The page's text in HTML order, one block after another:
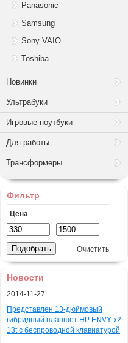
Panasonic
Samsung
Sony VAIO
Toshiba
Новинки
Ультрабуки
Игровые ноутбуки
Для работы
Трансформеры
Фильтр
Цена
-
Очистить
Новости
2014-11-27
Представлен 13-дюймовый
гибридный планшет HP ENVY x2
13t с беспроводной клавиатурой